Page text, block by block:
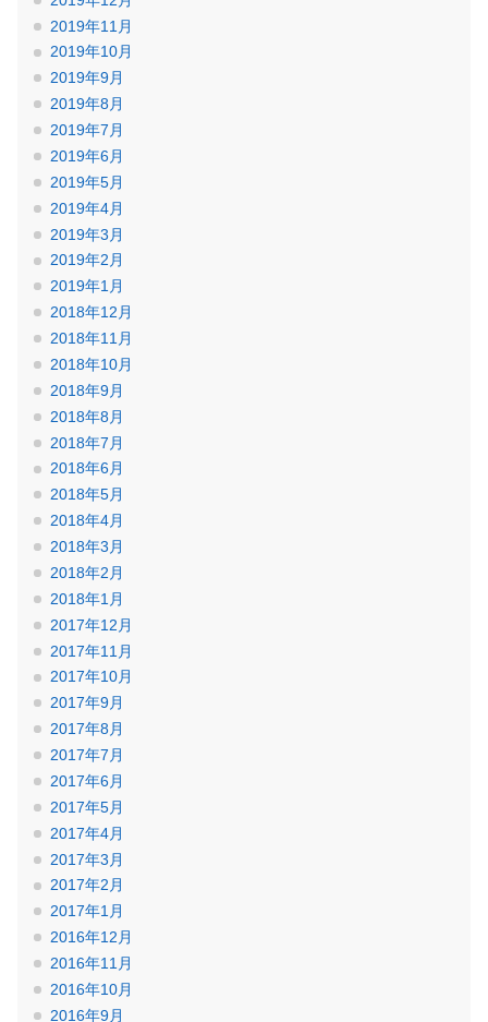
2019年11月
2019年10月
2019年9月
2019年8月
2019年7月
2019年6月
2019年5月
2019年4月
2019年3月
2019年2月
2019年1月
2018年12月
2018年11月
2018年10月
2018年9月
2018年8月
2018年7月
2018年6月
2018年5月
2018年4月
2018年3月
2018年2月
2018年1月
2017年12月
2017年11月
2017年10月
2017年9月
2017年8月
2017年7月
2017年6月
2017年5月
2017年4月
2017年3月
2017年2月
2017年1月
2016年12月
2016年11月
2016年10月
2016年9月